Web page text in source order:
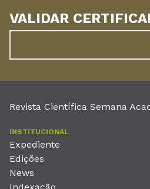
VALIDAR
Revista Científica Semana
INSTITUCIONAL
Expediente
Edições
News